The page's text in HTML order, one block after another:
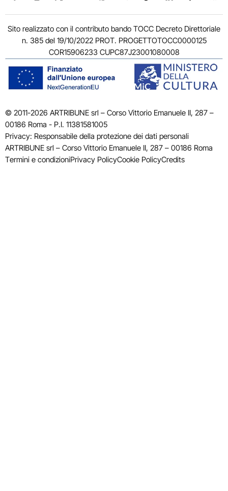
Sito realizzato con il contributo bando TOCC Decreto Direttoriale
n. 385 del 19/10/2022 PROT. PROGETTOTOCC0000125
COR15906233 CUPC87J23001080008
© 2011-2026 ARTRIBUNE srl – Corso Vittorio Emanuele II, 287 –
00186 Roma - P.I. 11381581005
Privacy: Responsabile della protezione dei dati personali
ARTRIBUNE srl – Corso Vittorio Emanuele II, 287 – 00186 Roma
Termini e condizioniPrivacy PolicyCookie PolicyCredits